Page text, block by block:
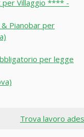
per Villaggio **** -
& Pianobar per
per legge
Trova lavoro